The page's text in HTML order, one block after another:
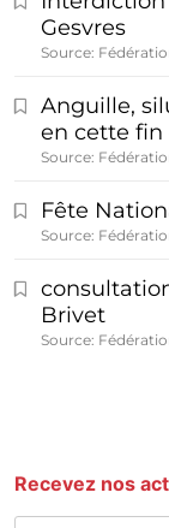
Gesvres
Source:
Anguille,
en cette
Source:
Fête
Source:
Brivet
Source:
Recevez nos